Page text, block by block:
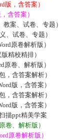
版，含答案）
含答案）
案、试卷、专题）
、试卷、专题）
原卷解析版）
精校精排）
原卷、解析版）
，含答案解析）
版，含答案）
，含答案解析）
版，含答案）
描ppt精美学案
卷、解析版）
原卷解析版）